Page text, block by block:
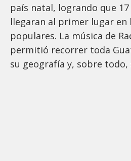
país natal, logrando que
llegaran al primer lugar en
populares. La música de
permitió recorrer toda
su geografía y, sobre todo,